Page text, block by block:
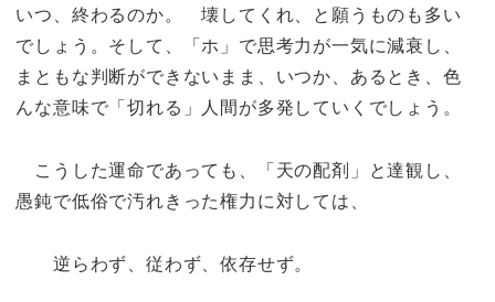
いつ、終わるのか。 壊してくれ、と願うものも多い
でしょう。そして、「ホ」で思考力が一気に減衰し、
まともな判断ができないまま、いつか、あるとき、色
んな意味で「切れる」人間が多発していくでしょう。
こうした運命であっても、「天の配剤」と達観し、
愚鈍で低俗で汚れきった権力に対しては、
逆らわず、従わず、依存せず。